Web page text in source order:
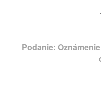
Podanie: